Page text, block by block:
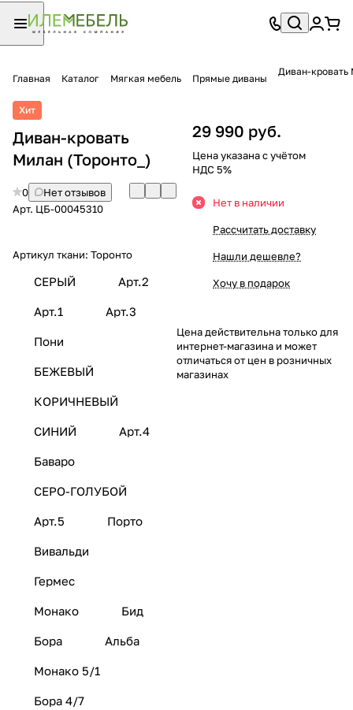
Главная Каталог Мягкая мебель Прямые диваны
Диван-кровать
Хит
Диван-кровать
Милан (Торонто_)
0
Нет отзывов
Арт. ЦБ-00045310
Артикул ткани: Торонто
СЕРЫЙ Арт.2
Арт.1 Арт.3
Пони
БЕЖЕВЫЙ
КОРИЧНЕВЫЙ
СИНИЙ Арт.4
Баваро
СЕРО-ГОЛУБОЙ
Арт.5 Порто
Вивальди
Гермес
Монако Бид
Бора Альба
Монако 5/1
Бора 4/7
29 990 руб.
Цена указана с учётом
НДС 5%
Нет в наличии
Рассчитать доставку
Нашли дешевле?
Хочу в подарок
Цена действительна только для
интернет-магазина и может
отличаться от цен в розничных
магазинах